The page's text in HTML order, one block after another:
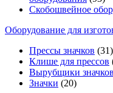
Скобошвейное
Оборудование для
Прессы значков (31)
Клише для прессов
Вырубщики значков
Значки (20)